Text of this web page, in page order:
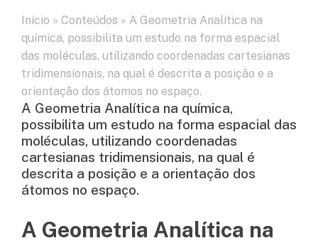
Início » Conteúdos » A Geometria Analítica na
química, possibilita um estudo na forma espacial
das moléculas, utilizando coordenadas cartesianas
tridimensionais, na qual é descrita a posição e a
orientação dos átomos no espaço.
A Geometria Analítica na química,
possibilita um estudo na forma espacial das
moléculas, utilizando coordenadas
cartesianas tridimensionais, na qual é
descrita a posição e a orientação dos
átomos no espaço.
A Geometria Analítica na